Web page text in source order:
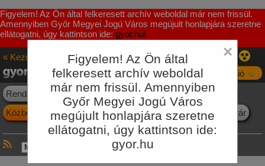
×
Figyelem! Az Ön által
felkeresett archív weboldal
már nem frissül. Amennyiben
Győr Megyei Jogú Város
megújult honlapjára szeretne
ellátogatni, úgy kattintson ide:
gyor.hu
Figyelem! Az Ön által felkeresett archív weboldal már nem frissül.
Amennyiben Győr Megyei Jogú Város megújult honlapjára szeretne
ellátogatni, úgy kattintson ide: gyor.hu!
« Kezőoldal
Innováció
Navigáció
Rendezési Terv
Projektek Fejlesztési programok
Közbeszerzések
Környezetvédelem E-ügyintézés Jogtár